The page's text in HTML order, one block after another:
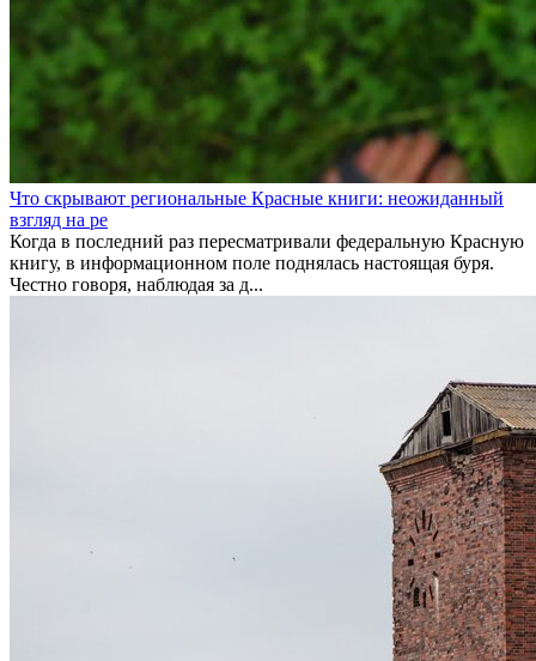
Что скрывают региональные Красные книги: неожиданный
взгляд на ре
Когда в последний раз пересматривали федеральную Красную
книгу, в информационном поле поднялась настоящая буря.
Честно говоря, наблюдая за д...